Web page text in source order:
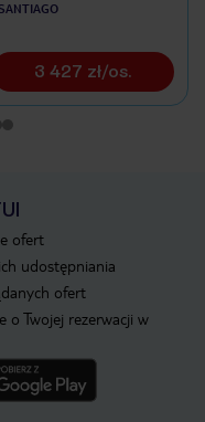
3 427 zł/os.
ofert
udostępniania
ofert
o Twojej rezerwacji w